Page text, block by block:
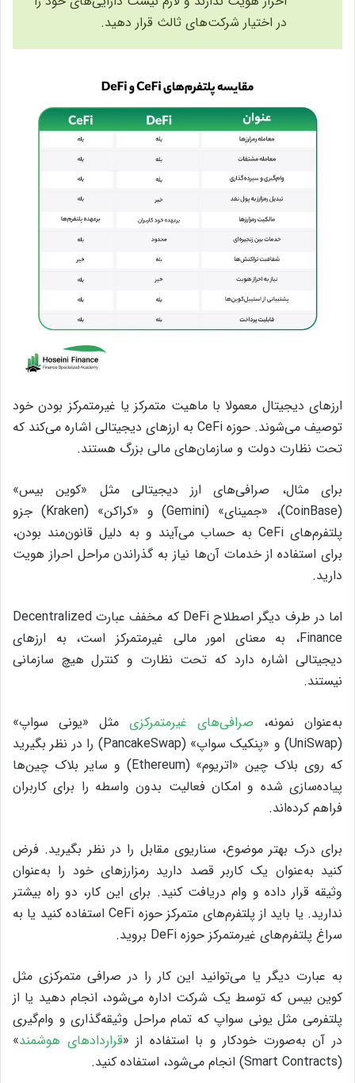
در اختیار شرکت‌های ثالث قرار دهید.
ارزهای دیجیتال معمولا با ماهیت متمرکز یا غیرمتمرکز بودن خود
توصیف می‌شوند. حوزه CeFi به ارزهای دیجیتالی اشاره می‌کند که
تحت نظارت دولت‌ و سازمان‌های مالی بزرگ هستند.
برای مثال، صرافی‌های ارز دیجیتالی مثل «کوین بیس»
(CoinBase)، «جمینای» (Gemini) و «کراکن» (Kraken) جزو
پلتفرم‌های CeFi به حساب می‌آیند و به دلیل قانون‌مند بودن،
برای استفاده از خدمات آن‌ها نیاز به گذراندن مراحل احراز هویت
دارید.
اما در طرف دیگر اصطلاح DeFi که مخفف عبارت Decentralized
Finance، به معنای امور مالی غیرمتمرکز است، به ارزهای
دیجیتالی اشاره دارد که تحت نظارت و کنترل هیچ سازمانی
نیستند.
به‌عنوان نمونه، صرافی‌های غیرمتمرکزی مثل «یونی سواپ»
(UniSwap) و «پنکیک سواپ» (PancakeSwap) را در نظر بگیرید
که روی بلاک چین «اتریوم» (Ethereum) و سایر بلاک چین‌ها
پیاده‌سازی شده و امکان فعالیت بدون واسطه را برای کاربران
فراهم کرده‌اند.
برای درک بهتر موضوع، سناریوی مقابل را در نظر بگیرید. فرض
کنید به‌عنوان یک کاربر قصد دارید رمزارزهای خود را به‌عنوان
وثیقه قرار داده و وام دریافت کنید. برای این کار، دو راه بیشتر
ندارید. یا باید از پلتفرم‌های متمرکز حوزه CeFi استفاده کنید یا به
سراغ پلتفرم‌های غیرمتمرکز حوزه DeFi بروید.
به عبارت دیگر یا می‌توانید این کار را در صرافی متمرکزی مثل
کوین بیس که توسط یک شرکت اداره می‌شود، انجام دهید یا از
پلتفرمی مثل یونی سواپ که تمام مراحل وثیقه‌گذاری و وام‌گیری
در آن به‌صورت خودکار و با استفاده از «قراردادهای هوشمند»
(Smart Contracts) انجام می‌شود، استفاده کنید.